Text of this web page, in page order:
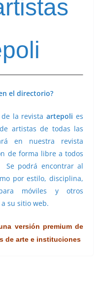
el directorio?
de la revistaartepoli es
artistas de todas las
en nuestra revista
de forma libre a todos
Se podrá encontrar al
por estilo, disciplina,
móviles y otros
su sitio web.
versión premium de
de arte e instituciones